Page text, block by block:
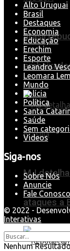
Brasil
MJ
ataques a
Alto Uruguai
Brasil
Destaques
Economia
Educação
Erechim
Esporte
Leandro
Leomara
Mundo
Polícia
Política
Santa
Saúde
Sem
Videos
Siga-nos
Sobre Nós
Anuncie
Fale Conosco
© 2022 -
Interativas
Nenhum